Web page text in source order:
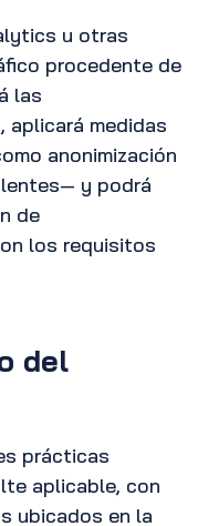
u otras
procedente de
las
aplicará medidas
anonimización
y podrá
de
los requisitos
del
prácticas
aplicable, con
ubicados en la